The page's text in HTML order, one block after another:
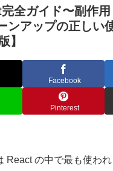
全ガイド〜副作
ンアップの正しい
】
Facebook
Pinterest
React の中で最も使わ